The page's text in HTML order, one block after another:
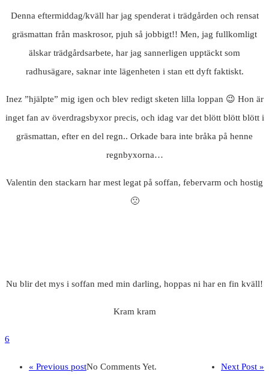
Denna eftermiddag/kväll har jag spenderat i trädgården och rensat
gräsmattan från maskrosor, pjuh så jobbigt!! Men, jag fullkomligt
älskar trädgårdsarbete, har jag sannerligen upptäckt som
radhusägare, saknar inte lägenheten i stan ett dyft faktiskt.
Inez ”hjälpte” mig igen och blev redigt sketen lilla loppan 😉 Hon är
inget fan av överdragsbyxor precis, och idag var det blött blött blött i
gräsmattan, efter en del regn.. Orkade bara inte bråka på henne
regnbyxorna…
Valentin den stackarn har mest legat på soffan, febervarm och hostig
🙁
Nu blir det mys i soffan med min darling, hoppas ni har en fin kväll!
Kram kram
6
« Previous post Next Post »
No Comments Yet.